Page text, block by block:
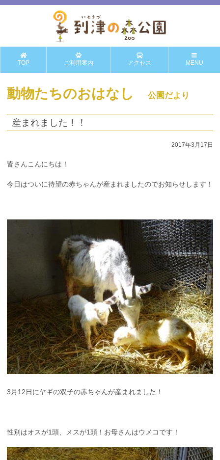
TOP ご利用案内 アクセス MENU
動物たちのおはなし 公園だより
産まれました！！
2017年3月17日
皆さんこんにちは！
今日はついに待望の赤ちゃんが産まれましたのでお知らせします！
3月12日にヤギの双子の赤ちゃんが産まれました！
性別はオスが1頭、メスが1頭！お母さんはウメコです！